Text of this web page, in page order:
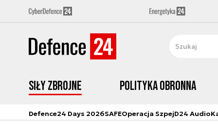
Siły zbrojne Polityka obronna
Defence24 Days 2026SAFEOperacja SzpejD24 Audio